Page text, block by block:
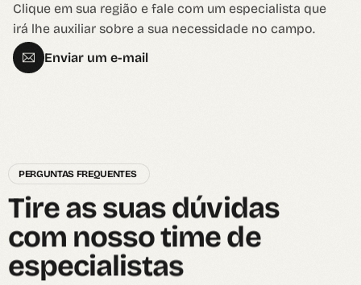
Clique em sua região e fale com um especialista que
irá lhe auxiliar sobre a sua necessidade no campo.
Enviar um e-mail
PERGUNTAS FREQUENTES
Tireassuasdúvidas
com nossotimede
especialistas